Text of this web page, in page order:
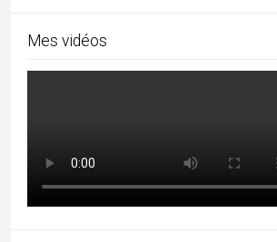
Mes vidéos